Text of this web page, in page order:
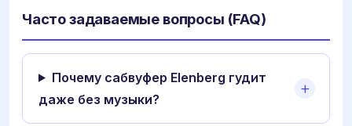
Часто задаваемые вопросы (FAQ)
Почему сабвуфер Elenberg гудит
даже без музыки?